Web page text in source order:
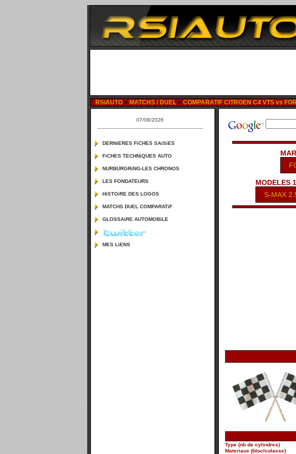
RSiAUTO > MATCHS / DUEL > COMPARATIF CITROEN C4 VTS vs
MODELES 1
Type (nb de cylindres)
Materiaux (bloc/culasse)
07/08/2026
DERNiERES FiCHES SAiSiES
FiCHES TECHNiQUES AUTO
NURBURGRiNG-LES CHRONOS
LES FONDATEURS
HiSTOiRE DES LOGOS
MATCHS DUEL COMPARATiF
GLOSSAiRE AUTOMOBiLE
MES LiENS